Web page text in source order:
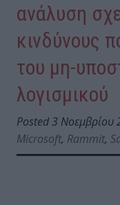
ανάλυση
κινδύνους
του μη-
λογισμικού
Posted 3 Νοεμβρίου
Microsoft, Rammit,